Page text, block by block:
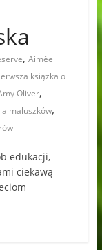
, Aimée
książka o
Oliver,
maluszków,
edukacji,
ciekawą